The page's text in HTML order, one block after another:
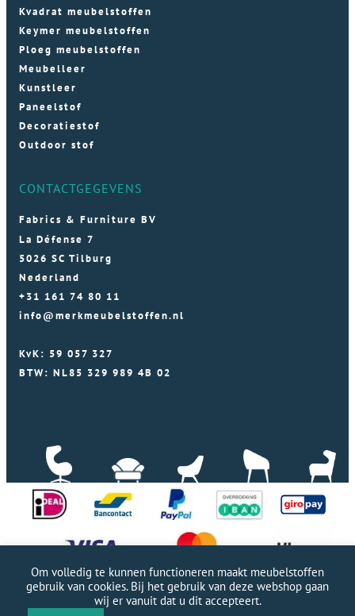
Kvadrat meubelstoffen
Keymer meubelstoffen
Ploeg meubelstoffen
Meubelleer
Kunstleer
Paneelstof
Decoratiestof
Outdoor stof
CONTACTGEGEVENS
Fabrics & Furniture BV
La Défense 7
5026 SC Tilburg
Nederland
+31 161 74 80 11
info@merkmeubelstoffen.nl
KvK: 59 057 327
BTW: NL85 329 989 4B 02
Professionele WordPress website door Webworx
Om volledig te kunnen functioneren maakt meubelstoffen
gebruik van cookies. Bij het gebruik van deze webshop gaan
wij er vanuit dat u dit accepteert.